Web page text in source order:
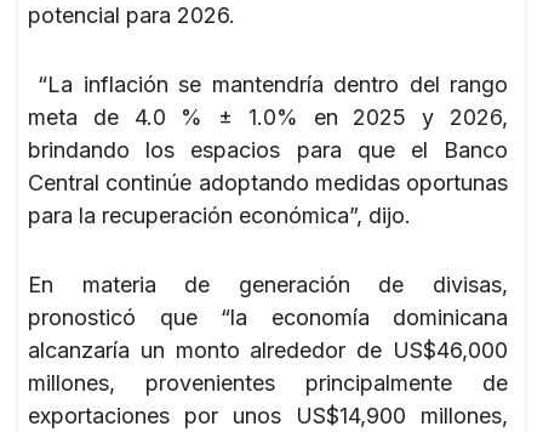
potencial para 2026.
“La inflación se mantendría dentro del rango
meta de 4.0 % ± 1.0% en 2025 y 2026,
brindando los espacios para que el Banco
Central continúe adoptando medidas oportunas
para la recuperación económica”, dijo.
En materia de generación de divisas,
pronosticó que “la economía dominicana
alcanzaría un monto alrededor de US$46,000
millones, provenientes principalmente de
exportaciones por unos US$14,900 millones,